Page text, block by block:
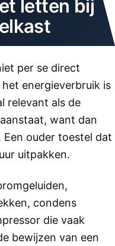
letten bij
per se direct
energieverbruik is
relevant als de
want dan
ouder toestel dat
uitpakken.
condens
die vaak
bewijzen van een